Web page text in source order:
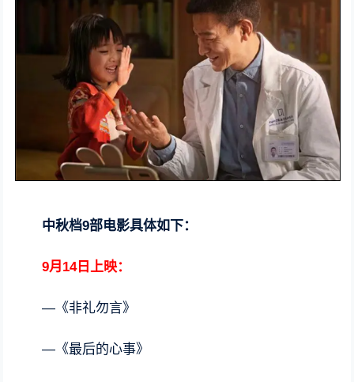
中秋档9部电影具体如下：
9月14日上映：
—《非礼勿言》
—《最后的心事》